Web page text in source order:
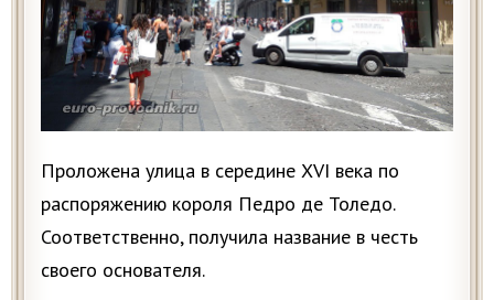
Проложена улица в середине XVI века по
распоряжению короля Педро де Толедо.
Соответственно, получила название в честь
своего основателя.